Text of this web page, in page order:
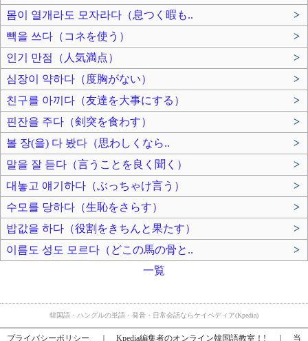
몸이 열개라도 모자라다（息つく暇も..
>
빽을 쓰다（コネを使う）
>
인기 만점（人気満点）
>
심장이 약하다（度胸がない）
>
친구를 아끼다（友達を大事にする）
>
핀잔을 주다（剣突を食わす）
>
볼 장(을) 다 봤다（思わしくなら..
>
말을 잘 듣다（言うことを良く聞く）
>
대놓고 얘기하다（ぶっちゃけ言う）
>
수모를 당하다（生恥をさらす）
>
밥값을 하다（役割をきちんと果たす）
>
이름도 성도 모르다（どこの馬の骨と..
>
一覧
韓国語・ハングルの単語・発音・日常会話ならケイペディア(Kpedia)
プライバシーポリシー Kpedia編集者のオンライン韓国語教室！! 当